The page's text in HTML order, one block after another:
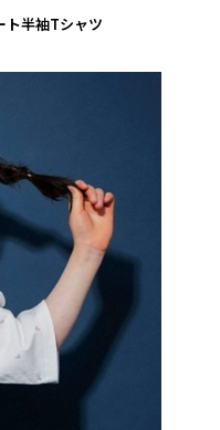
ト半袖Tシャツ